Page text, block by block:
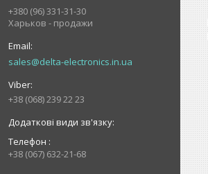
+380 (96) 331-31-30
Харьков - продажи
sales@delta-electronics.in.ua
+38 (068) 239 22 23
Телефон
+38 (067) 632-21-68